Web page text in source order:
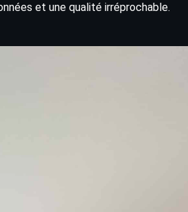
et une qualité irréprochable.